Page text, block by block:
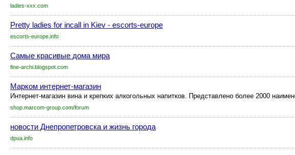
ladies-xxx.com
Pretty ladies for incall in Kiev - escorts-europe
escorts-europe.info
Самые красивые дома мира
fine-archi.blogspot.com
Марком интернет-магазин
Интернет-магазин вина и крепких алкогольных напитков. Представлено более 2000
shop.marcom-group.com/forum
новости Днепропетровска и жизнь города
dpua.info